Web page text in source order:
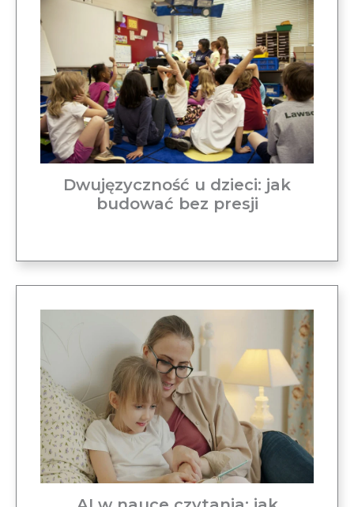
Dwujęzyczność u dzieci: jak
budować bez presji